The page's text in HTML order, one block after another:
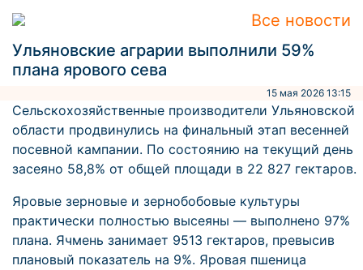
Все новости
Ульяновские аграрии выполнили 59%
плана ярового сева
15 мая 2026 13:15
Сельскохозяйственные производители Ульяновской
области продвинулись на финальный этап весенней
посевной кампании. По состоянию на текущий день
засеяно 58,8% от общей площади в 22 827 гектаров.
Яровые зерновые и зернобобовые культуры
практически полностью высеяны — выполнено 97%
плана. Ячмень занимает 9513 гектаров, превысив
плановый показатель на 9%. Яровая пшеница